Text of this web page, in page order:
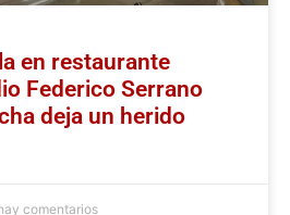
en restaurante
Federico Serrano
deja un herido
comentarios